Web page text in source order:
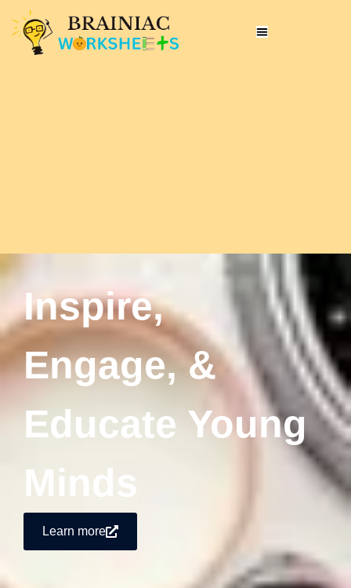
Inspire,
Engage, &
Educate Young
Minds
Learn more